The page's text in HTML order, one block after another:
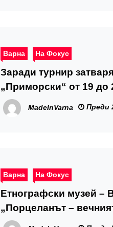
Варна На Фокус
Заради турнир
„Приморски“ от 19
MadeInVarna Преди
Варна На Фокус
Етнографски музей –
„Порцеланът –